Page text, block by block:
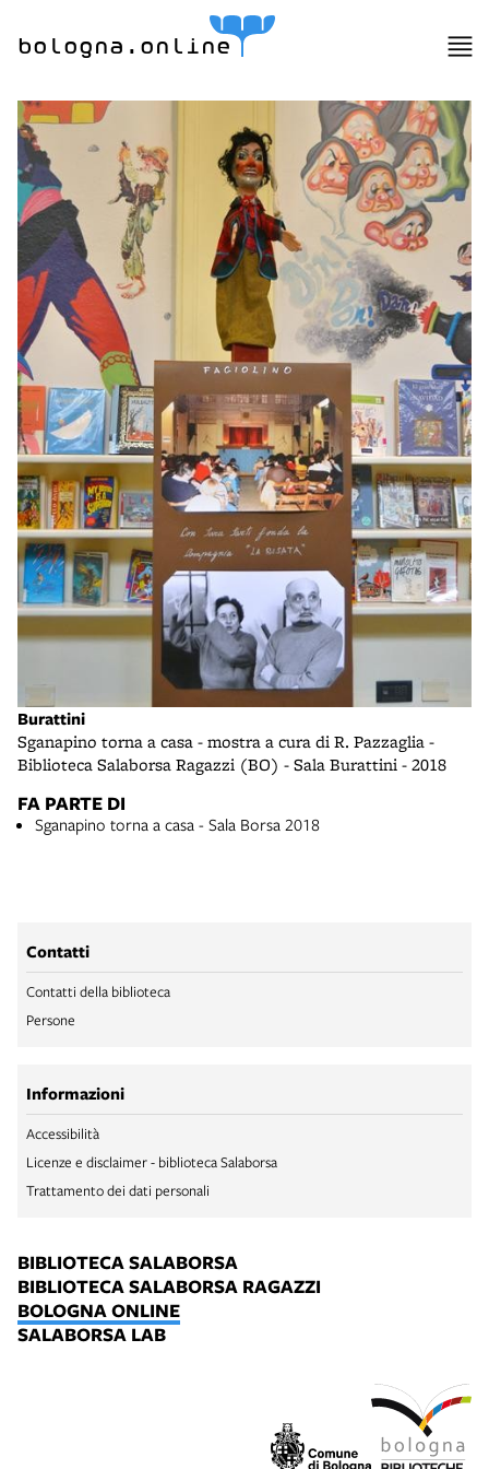
bologna.online
Burattini
Sganapino torna a casa - mostra a cura di R. Pazzaglia -
Biblioteca Salaborsa Ragazzi (BO) - Sala Burattini - 2018
FA PARTE DI
Sganapino torna a casa - Sala Borsa 2018
Contatti
Contatti della biblioteca
Persone
Informazioni
Accessibilità
Licenze e disclaimer - biblioteca Salaborsa
Trattamento dei dati personali
BIBLIOTECA SALABORSA
BIBLIOTECA SALABORSA RAGAZZI
BOLOGNA ONLINE
SALABORSA LAB